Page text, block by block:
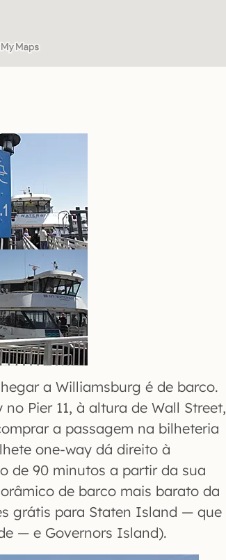
a Williamsburg é de barco.
Pier 11, à altura de Wall Street,
a passagem na bilheteria
one-way dá direito à
de 90 minutos a partir da sua
de barco mais barato da
grátis para Staten Island — que
— e Governors Island).